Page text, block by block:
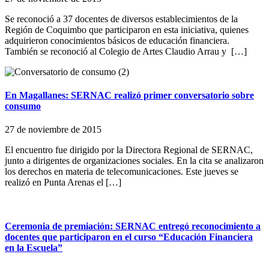
Se reconoció a 37 docentes de diversos establecimientos de la
Región de Coquimbo que participaron en esta iniciativa, quienes
adquirieron conocimientos básicos de educación financiera.
También se reconoció al Colegio de Artes Claudio Arrau y […]
En Magallanes: SERNAC realizó primer conversatorio sobre
consumo
27 de noviembre de 2015
El encuentro fue dirigido por la Directora Regional de SERNAC,
junto a dirigentes de organizaciones sociales. En la cita se analizaron
los derechos en materia de telecomunicaciones. Este jueves se
realizó en Punta Arenas el […]
Ceremonia de premiación: SERNAC entregó reconocimiento a
docentes que participaron en el curso “Educación Financiera
en la Escuela”